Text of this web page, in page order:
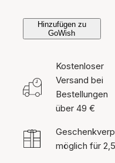
Hinzufügen zu
GoWish
Kostenloser
Versand bei
Bestellungen
über 49 €
möglich für